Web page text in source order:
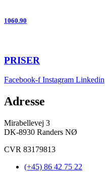
1060.90
PRISER
Facebook-f Instagram Linkedin
Adresse
Mirabellevej 3
DK-8930 Randers NØ
CVR 83179813
(+45) 86 42 75 22